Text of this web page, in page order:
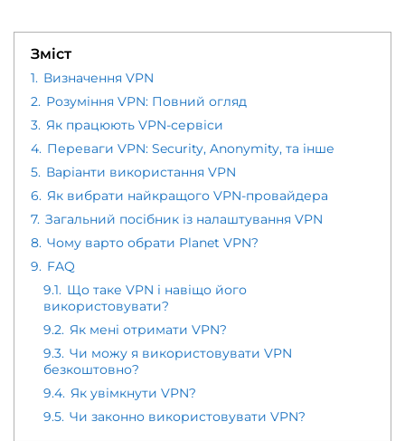
Зміст
1. Визначення VPN
2. Розуміння VPN: Повний огляд
3. Як працюють VPN-сервіси
4. Переваги VPN: Security, Anonymity, та інше
5. Варіанти використання VPN
6. Як вибрати найкращого VPN-провайдера
7. Загальний посібник із налаштування VPN
8. Чому варто обрати Planet VPN?
9. FAQ
9.1. Що таке VPN і навіщо його
використовувати?
9.2. Як мені отримати VPN?
9.3. Чи можу я використовувати VPN
безкоштовно?
9.4. Як увімкнути VPN?
9.5. Чи законно використовувати VPN?